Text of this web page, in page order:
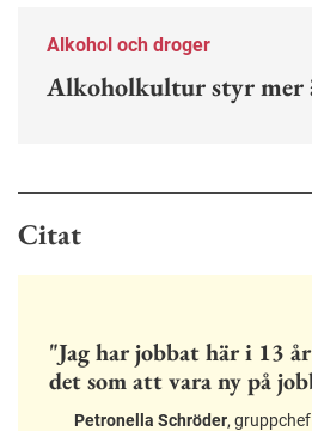
Alkohol och droger
Alkoholkultur styr mer
Citat
"Jag har jobbat här i 13
det som att vara ny på
Petronella Schröder,